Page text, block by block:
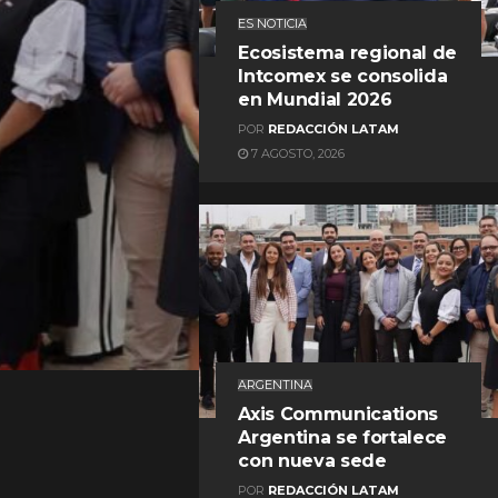
ES NOTICIA
Ecosistema regional de
Intcomex se consolida
en Mundial 2026
POR REDACCIÓN LATAM
7 AGOSTO, 2026
ARGENTINA
Axis Communications
Argentina se fortalece
con nueva sede
POR REDACCIÓN LATAM